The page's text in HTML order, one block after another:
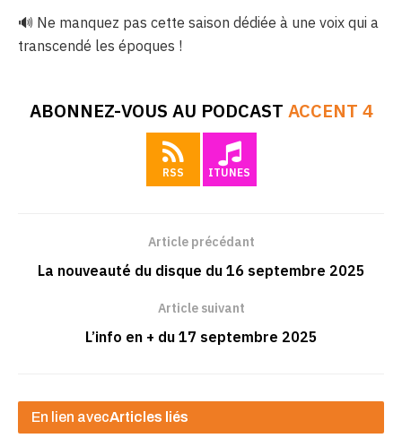
🔊 Ne manquez pas cette saison dédiée à une voix qui a
transcendé les époques !
ABONNEZ-VOUS AU PODCAST ACCENT 4
RSS ITUNES
Article précédant
La nouveauté du disque du 16 septembre 2025
Article suivant
L’info en + du 17 septembre 2025
En lien avecArticles liés